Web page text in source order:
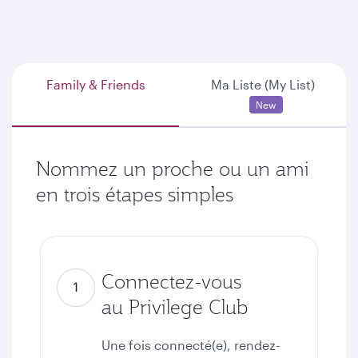
Family & Friends Ma Liste (My List)
New
Nommez un proche ou un ami
en trois étapes simples
Connectez-vous
au Privilege Club
Une fois connecté(e), rendez-